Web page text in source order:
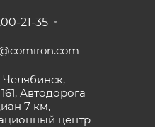
21-35
Челябинск,
Автодорога
7 км,
центр